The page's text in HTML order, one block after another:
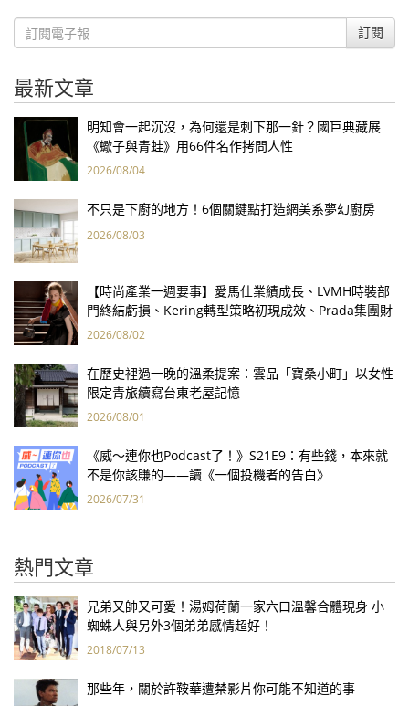
訂閱
最新文章
明知會一起沉沒，為何還是刺下那一針？國巨典藏展
《蠍子與青蛙》用66件名作拷問人性
2026/08/04
不只是下廚的地方！6個關鍵點打造網美系夢幻廚房
2026/08/03
【時尚產業一週要事】愛馬仕業績成長、LVMH時裝部
門終結虧損、Kering轉型策略初現成效、Prada集團財
報亮眼
2026/08/02
在歷史裡過一晚的溫柔提案：雲品「寶桑小町」以女性
限定青旅續寫台東老屋記憶
2026/08/01
《威～連你也Podcast了！》S21E9：有些錢，本來就
不是你該賺的——讀《一個投機者的告白》
2026/07/31
熱門文章
兄弟又帥又可愛！湯姆荷蘭一家六口溫馨合體現身 小
蜘蛛人與另外3個弟弟感情超好！
2018/07/13
那些年，關於許鞍華遭禁影片你可能不知道的事